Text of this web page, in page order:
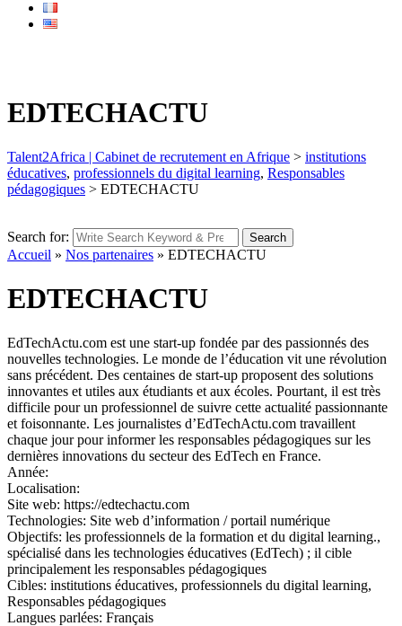
EDTECHACTU
Talent2Africa | Cabinet de recrutement en Afrique > institutions
éducatives, professionnels du digital learning, Responsables
pédagogiques > EDTECHACTU
Search for: Search
Accueil » Nos partenaires » EDTECHACTU
EDTECHACTU
EdTechActu.com est une start-up fondée par des passionnés des
nouvelles technologies. Le monde de l’éducation vit une révolution
sans précédent. Des centaines de start-up proposent des solutions
innovantes et utiles aux étudiants et aux écoles. Pourtant, il est très
difficile pour un professionnel de suivre cette actualité passionnante
et foisonnante. Les journalistes d’EdTechActu.com travaillent
chaque jour pour informer les responsables pédagogiques sur les
dernières innovations du secteur des EdTech en France.
Année:
Localisation:
Site web: https://edtechactu.com
Technologies: Site web d’information / portail numérique
Objectifs: les professionnels de la formation et du digital learning.,
spécialisé dans les technologies éducatives (EdTech) ; il cible
principalement les responsables pédagogiques
Cibles: institutions éducatives, professionnels du digital learning,
Responsables pédagogiques
Langues parlées: Français